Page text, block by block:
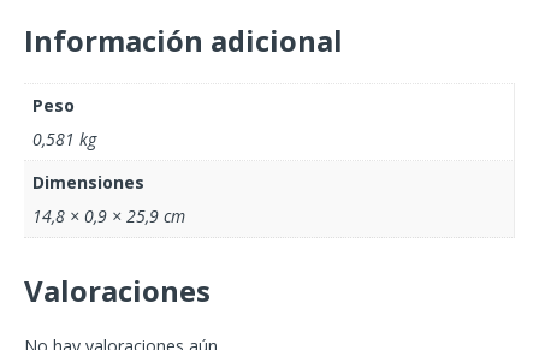
Información adicional
Peso
0,581 kg
Dimensiones
14,8 × 0,9 × 25,9 cm
Valoraciones